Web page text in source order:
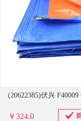
￥324.0